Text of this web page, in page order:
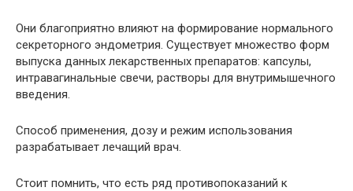
Они благоприятно влияют на формирование нормального
секреторного эндометрия. Существует множество форм
выпуска данных лекарственных препаратов: капсулы,
интравагинальные свечи, растворы для внутримышечного
введения.
Способ применения, дозу и режим использования
разрабатывает лечащий врач.
Стоит помнить, что есть ряд противопоказаний к